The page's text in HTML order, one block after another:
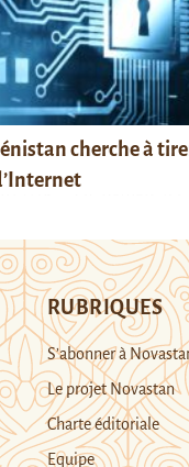
cherche à
RUBRIQUES
S’abonner à
Le projet Novastan
Charte éditoriale
Equipe